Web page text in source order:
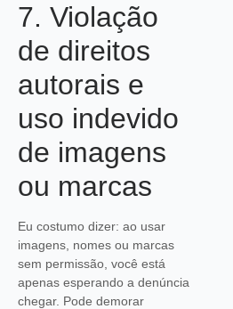
7. Violação
de direitos
autorais e
uso indevido
de imagens
ou marcas
Eu costumo dizer: ao usar
imagens, nomes ou marcas
sem permissão, você está
apenas esperando a denúncia
chegar. Pode demorar